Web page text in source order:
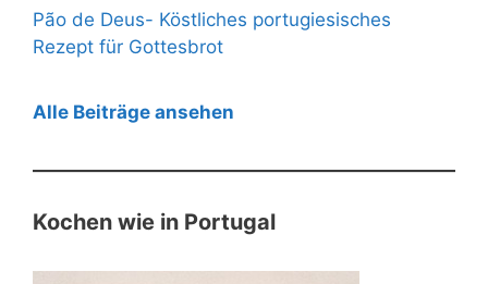
Pão de Deus- Köstliches portugiesisches
Rezept für Gottesbrot
Alle Beiträge ansehen
Kochen wie in Portugal